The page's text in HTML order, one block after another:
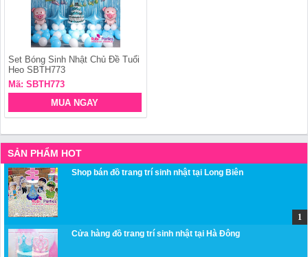
Set Bóng Sinh Nhật Chủ Đề Tuổi
Heo SBTH773
Mã: SBTH773
MUA NGAY
SẢN PHẨM HOT
Shop bán đồ trang trí sinh nhật tại Long Biên
Cửa hàng đồ trang trí sinh nhật tại Hà Đông